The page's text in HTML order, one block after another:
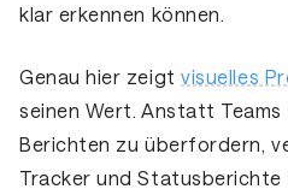
klar erkennen können.
Genau hier zeigtvisuelles
seinen Wert. Anstatt
Berichten zu überfordern,
Tracker und Statusberichte